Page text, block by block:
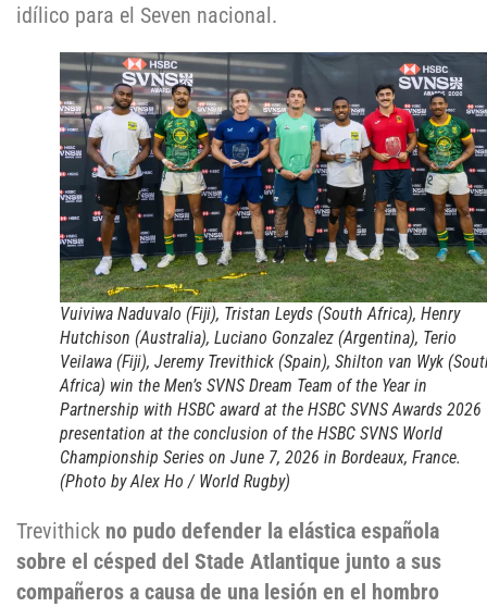
idílico para el Seven nacional.
Vuiviwa Naduvalo (Fiji), Tristan Leyds (South Africa), Henry
Hutchison (Australia), Luciano Gonzalez (Argentina), Terio
Veilawa (Fiji), Jeremy Trevithick (Spain), Shilton van Wyk
Africa) win the Men’s SVNS Dream Team of the Year in
Partnership with HSBC award at the HSBC SVNS Awards 2026
presentation at the conclusion of the HSBC SVNS World
Championship Series on June 7, 2026 in Bordeaux, France.
(Photo by Alex Ho / World Rugby)
Trevithick no pudo defender la elástica española
sobre el césped del Stade Atlantique junto a sus
compañeros a causa de una lesión en el hombro